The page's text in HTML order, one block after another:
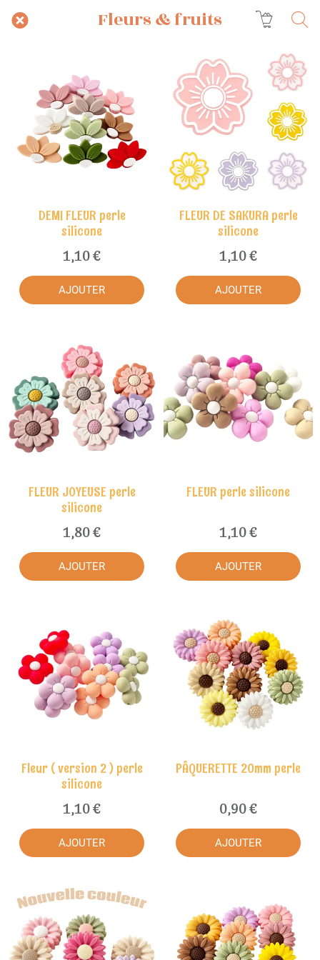
Fleurs & fruits
DEMI FLEUR perle
silicone
1,10 €
AJOUTER
FLEUR DE SAKURA perle
silicone
1,10 €
AJOUTER
FLEUR JOYEUSE perle
silicone
1,80 €
AJOUTER
FLEUR perle silicone
1,10 €
AJOUTER
Fleur ( version 2 ) perle
silicone
1,10 €
AJOUTER
PÂQUERETTE 20mm perle
0,90 €
AJOUTER